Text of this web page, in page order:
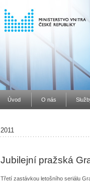
Úvod O nás
2011
Jubilejní pražská
Třetí zastávkou letošního seriálu